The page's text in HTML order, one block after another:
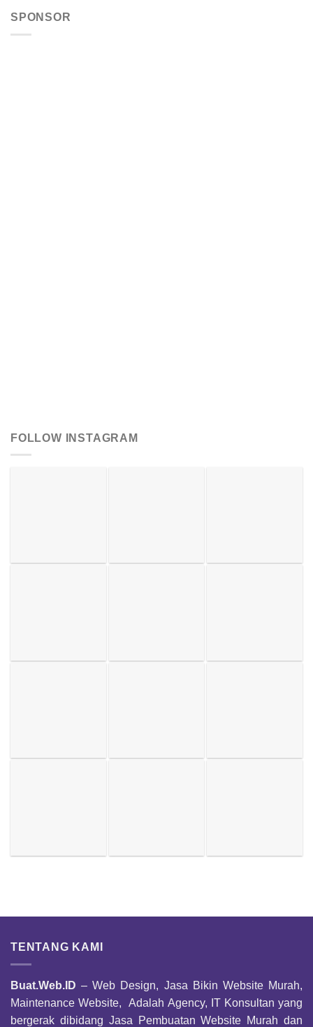
SPONSOR
FOLLOW INSTAGRAM
TENTANG KAMI
Buat.Web.ID – Web Design, Jasa Bikin Website Murah,
Maintenance Website, Adalah Agency, IT Konsultan yang
bergerak dibidang Jasa Pembuatan Website Murah dan